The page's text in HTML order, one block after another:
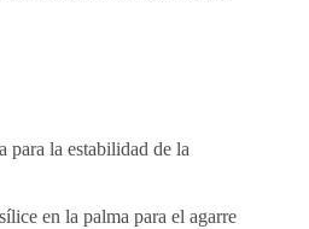
para la estabilidad de la
en la palma para el agarre